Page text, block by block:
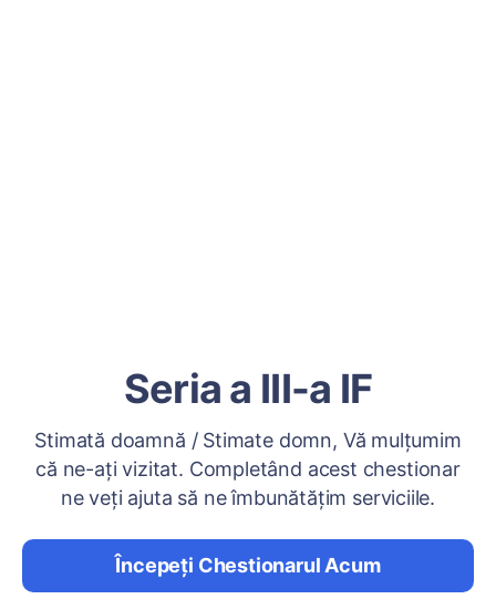
Seria a III-a IF
Stimată doamnă / Stimate domn, Vă mulțumim
că ne-ați vizitat. Completând acest chestionar
ne veți ajuta să ne îmbunătățim serviciile.
Începeți Chestionarul Acum